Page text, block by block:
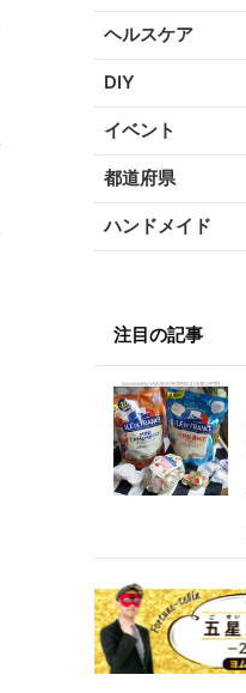
ヘルスケア
DIY
イベント
都道府県
ハンドメイド
注目の記事